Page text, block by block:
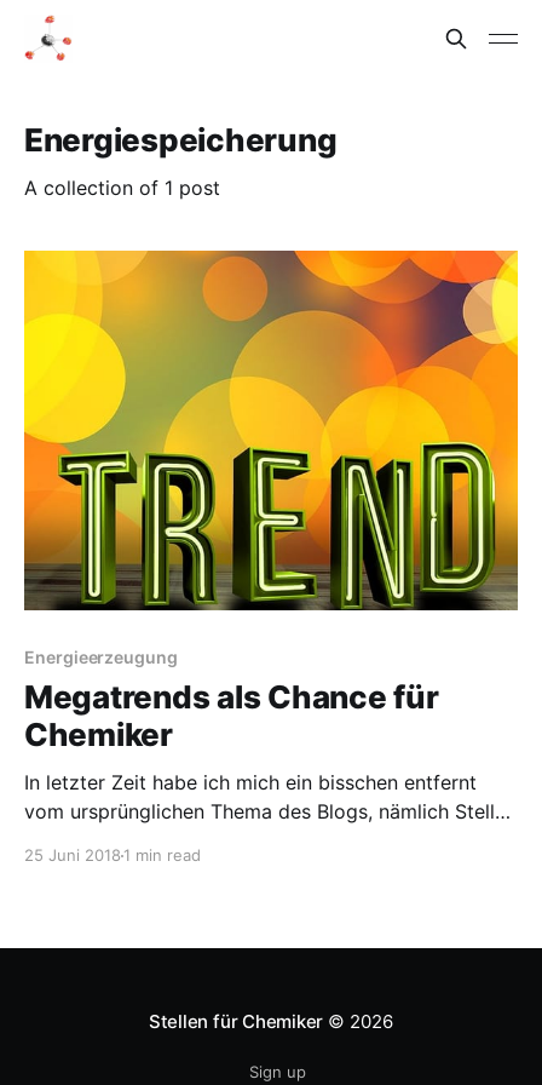
Energiespeicherung
A collection of 1 post
Energieerzeugung
Megatrends als Chance für
Chemiker
In letzter Zeit habe ich mich ein bisschen entfernt
vom ursprünglichen Thema des Blogs, nämlich Stellen
25 Juni 2018 1 min read
Stellen für Chemiker © 2026
Sign up